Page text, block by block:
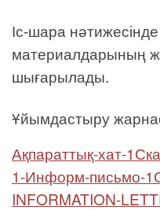
Іс-шара
материалдарының
шығарылады.
Ұйымдастыру
Ақпараттық-хат-1
1-Информ-письмо-1
INFORMATION-